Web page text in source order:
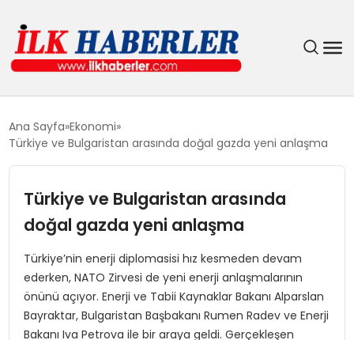
EKONOMI
GÜNDEM
MAGAZIN
SIYASET
Ana Sayfa Ekonomi
Türkiye ve Bulgaristan arasında doğal gazda yeni anlaşma
Türkiye ve Bulgaristan arasında
doğal gazda yeni anlaşma
Türkiye’nin enerji diplomasisi hız kesmeden devam
ederken, NATO Zirvesi de yeni enerji anlaşmalarının
önünü açıyor. Enerji ve Tabii Kaynaklar Bakanı Alparslan
Bayraktar, Bulgaristan Başbakanı Rumen Radev ve Enerji
Bakanı Iva Petrova ile bir araya geldi. Gerçekleşen